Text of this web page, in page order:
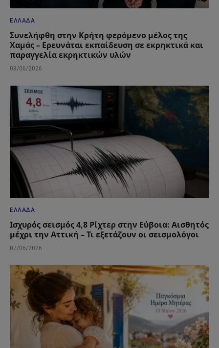
ΕΛΛΆΔΑ
Συνελήφθη στην Κρήτη φερόμενο μέλος της
Χαμάς – Ερευνάται εκπαίδευση σε εκρηκτικά και
παραγγελία εκρηκτικών υλών
08/06/2026
ΕΛΛΆΔΑ
Ισχυρός σεισμός 4,8 Ρίχτερ στην Εύβοια: Αισθητός
μέχρι την Αττική – Τι εξετάζουν οι σεισμολόγοι
07/06/2026